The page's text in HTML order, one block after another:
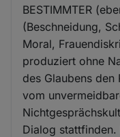
BESTIMMTER
(Beschneidung,
Moral,
produziert ohne
des Glaubens
vom
Dialog